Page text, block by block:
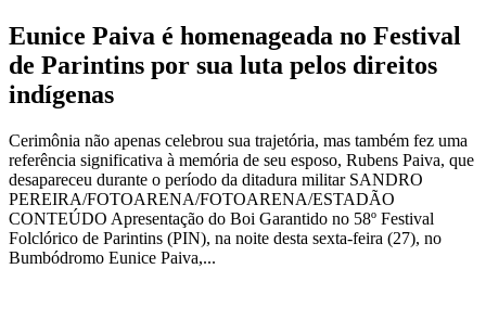
Eunice Paiva é homenageada no Festival
de Parintins por sua luta pelos direitos
indígenas
Cerimônia não apenas celebrou sua trajetória, mas também fez uma
referência significativa à memória de seu esposo, Rubens Paiva, que
desapareceu durante o período da ditadura militar SANDRO
PEREIRA/FOTOARENA/FOTOARENA/ESTADÃO
CONTEÚDO Apresentação do Boi Garantido no 58º Festival
Folclórico de Parintins (PIN), na noite desta sexta-feira (27), no
Bumbódromo Eunice Paiva,...